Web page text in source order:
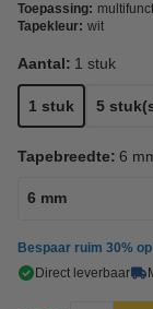
Toepassing:
Tapekleur: wit
Aantal: 1 stuk
1 stuk 5
Tapebreedte: 6
6 mm
Bespaar ruim 30%
Direct leverbaar